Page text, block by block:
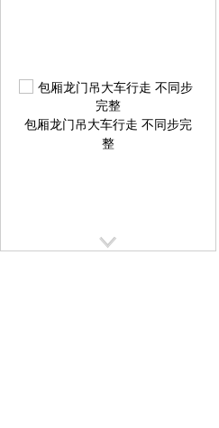
包厢龙门吊大车行走 不同步完
整